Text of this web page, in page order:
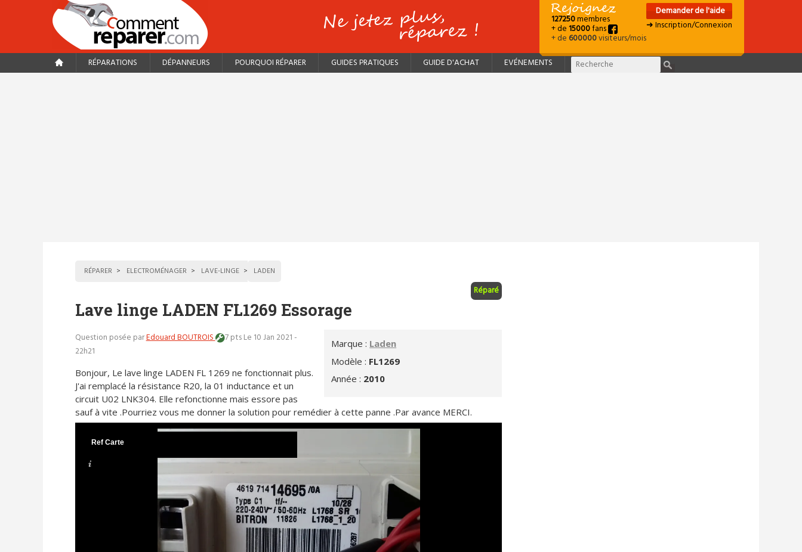
127250membres
+ de15000fans
+ de600000visiteurs/mois
Demander de l'aide
➜ Inscription/Connexion
RÉPARATIONS DÉPANNEURS POURQUOI RÉPARER GUIDES PRATIQUES GUIDE D'ACHAT EVÉNEMENTS
RÉPARER ELECTROMÉNAGER LAVE-LINGE LADEN
Réparé
Lave linge LADEN FL1269 Essorage
Marque : Laden
Modèle : FL1269
Année : 2010
Question posée parEdouard BOUTROIS 7 ptsLe 10 Jan 2021 -
22h21
Bonjour, Le lave linge LADEN FL 1269 ne fonctionnait plus.
J'ai remplacé la résistance R20, la 01 inductance et un
circuit U02 LNK304. Elle refonctionne mais essore pas
sauf à vite .Pourriez vous me donner la solution pour remédier à cette panne .Par avance MERCI.
Ref Carte